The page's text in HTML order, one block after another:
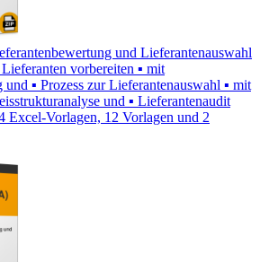
und Lieferantenauswahl
vorbereiten ▪ mit
▪ Prozess zur Lieferantenauswahl ▪ mit
und ▪ Lieferantenaudit
Excel-Vorlagen, 12 Vorlagen und 2